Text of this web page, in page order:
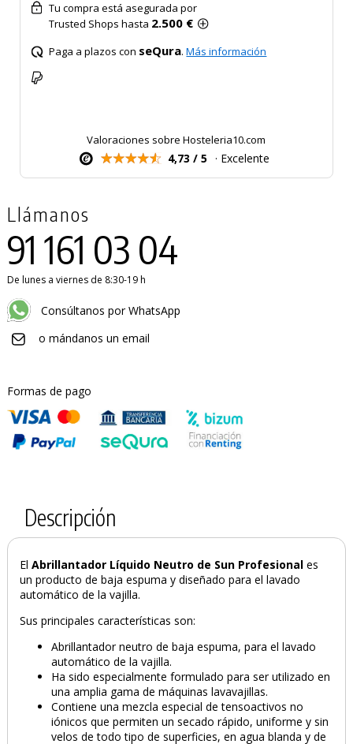
Tu compra está asegurada por
Trusted Shops hasta 2.500 €
Paga a plazos con seQura.Más información
Valoraciones sobre Hosteleria10.com
4,73 / 5 · Excelente
Llámanos
91 161 03 04
De lunes a viernes de 8:30-19 h
Consúltanos por WhatsApp
o mándanos un email
Formas de pago
Descripción
El Abrillantador Líquido Neutro de Sun Profesional es
un producto de baja espuma y diseñado para el lavado
automático de la vajilla.
Sus principales características son:
Abrillantador neutro de baja espuma, para el lavado
automático de la vajilla.
Ha sido especialmente formulado para ser utilizado en
una amplia gama de máquinas lavavajillas.
Contiene una mezcla especial de tensoactivos no
iónicos que permiten un secado rápido, uniforme y sin
velos de todo tipo de superficies, en agua blanda y de